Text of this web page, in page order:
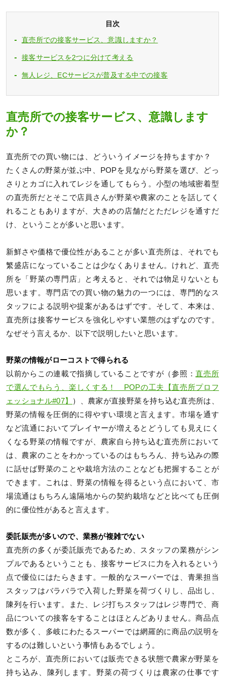
目次
直売所での接客サービス、意識しますか？
接客サービスを2つに分けて考える
無人レジ、ECサービスが普及する中での接客
直売所での接客サービス、意識します
か？
直売所での買い物には、どういうイメージを持ちますか？
たくさんの野菜が並ぶ中、POPを見ながら野菜を選び、どっ
さりとカゴに入れてレジを通してもらう。小型の地域密着型
の直売所だとそこで店員さんが野菜や農家のことを話してく
れることもありますが、大きめの店舗だとただレジを通すだ
け、ということが多いと思います。
新鮮さや価格で優位性があることが多い直売所は、それでも
繁盛店になっていることは少なくありません。けれど、直売
所を「野菜の専門店」と考えると、それでは物足りないとも
思います。専門店での買い物の魅力の一つには、専門的なス
タッフによる説明や提案があるはずです。そして、本来は、
直売所は接客サービスを強化しやすい業態のはずなのです。
なぜそう言えるか、以下で説明したいと思います。
野菜の情報がローコストで得られる
以前からこの連載で指摘していることですが（参照：直売所
で選んでもらう、楽しくする！ POPの工夫【直売所プロフ
ェッショナル#07】
）、農家が直接野菜を持ち込む直売所は、
野菜の情報を圧倒的に得やすい環境と言えます。市場を通す
など流通においてプレイヤーが増えるとどうしても見えにく
くなる野菜の情報ですが、農家自ら持ち込む直売所において
は、農家のことをわかっているのはもちろん、持ち込みの際
に話せば野菜のことや栽培方法のことなども把握することが
できます。これは、野菜の情報を得るという点において、市
場流通はもちろん遠隔地からの契約栽培などと比べても圧倒
的に優位性があると言えます。
委託販売が多いので、業務が複雑でない
直売所の多くが委託販売であるため、スタッフの業務がシン
プルであるということも、接客サービスに力を入れるという
点で優位にはたらきます。一般的なスーパーでは、青果担当
スタッフはバラバラで入荷した野菜を荷づくりし、品出し、
陳列を行います。また、レジ打ちスタッフはレジ専門で、商
品についての接客をすることはほとんどありません。商品点
数が多く、多岐にわたるスーパーでは網羅的に商品の説明を
するのは難しいという事情もあるでしょう。
ところが、直売所においては販売できる状態で農家が野菜を
持ち込み、陳列します。野菜の荷づくりは農家の仕事です